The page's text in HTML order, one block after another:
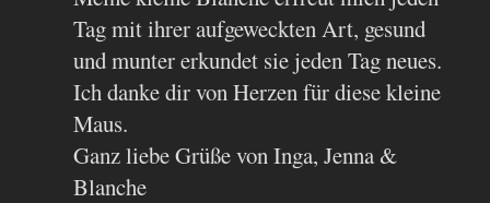
Tag mit ihrer aufgeweckten Art, gesund
und munter erkundet sie jeden Tag neues.
Ich danke dir von Herzen für diese kleine
Maus.
Ganz liebe Grüße von Inga, Jenna &
Blanche